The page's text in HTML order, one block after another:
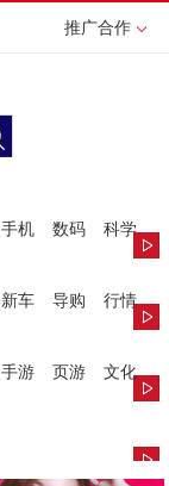
推广合作
手机 数码
科学
新车 导购
行情
手游 页游
文化